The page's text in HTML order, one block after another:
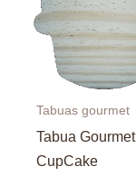
Tabuas gourmet
Tabua Gourmet
CupCake